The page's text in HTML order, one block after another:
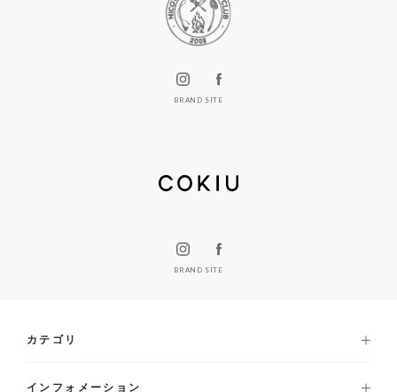
BRAND SITE
BRAND SITE
カテゴリ
インフォメーション